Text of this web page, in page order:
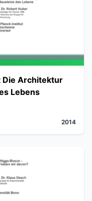
Die Architektur
Lebens
2014